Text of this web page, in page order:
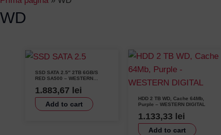
WD
SSD SATA 2.5″ 2TB 6GB/S
RED SA500 – WESTERN
1.883,67 lei
Add to cart
HDD 2 TB WD, Cache 64Mb,
Purple – WESTERN DIGITAL
1.133,33 lei
Add to cart